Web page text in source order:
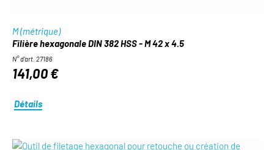
M (métrique)
Filière hexagonale DIN 382 HSS - M 42 x 4.5
N° d'art. 27186
141,00 €
Détails